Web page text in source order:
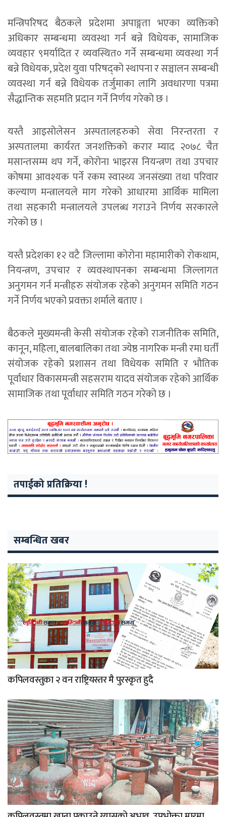
मन्त्रिपरिषद बैठकले प्रदेशमा अपाङ्गता भएका व्यक्तिको
अधिकार सम्बन्धमा व्यवस्था गर्न बन्ने विधेयक, सामाजिक
व्यवहार ९मर्यादित र व्यवस्थित० गर्ने सम्बन्धमा व्यवस्था गर्न
बन्ने विधेयक, प्रदेश युवा परिषद्को स्थापना र सञ्चालन सम्बन्धी
व्यवस्था गर्न बन्ने विधेयक तर्जुमाका लागि अवधारणा पत्रमा
सैद्धान्तिक सहमति प्रदान गर्ने निर्णय गरेको छ ।
यस्तै आइसोलेसन अस्पतालहरुको सेवा निरन्तरता र
अस्पतालमा कार्यरत जनशक्तिको करार म्याद २०७८ चैत
मसान्तसम्म थप गर्ने, कोरोना भाइरस नियन्त्रण तथा उपचार
कोषमा आवश्यक पर्ने रकम स्वास्थ्य जनसंख्या तथा परिवार
कल्याण मन्त्रालयले माग गरेको आधारमा आर्थिक मामिला
तथा सहकारी मन्त्रालयले उपलब्ध गराउने निर्णय सरकारले
गरेको छ ।
यस्तै प्रदेशका १२ वटै जिल्लामा कोरोना महामारीको रोकथाम,
नियन्त्रण, उपचार र व्यवस्थापनका सम्बन्धमा जिल्लागत
अनुगमन गर्न मन्त्रीहरु संयोजक रहेको अनुगमन समिति गठन
गर्ने निर्णय भएको प्रवक्ता शर्माले बताए ।
बैठकले मुख्यमन्त्री केसी संयोजक रहेको राजनीतिक समिति,
कानून, महिला, बालबालिका तथा ज्येष्ठ नागरिक मन्त्री रमा घर्ती
संयोजक रहेको प्रशासन तथा विधेयक समिति र भौतिक
पूर्वाधार विकासमन्त्री सहसराम यादव संयोजक रहेको आर्थिक
सामाजिक तथा पूर्वाधार समिति गठन गरेको छ ।
तपाईको प्रतिक्रिया !
सम्बन्धित खबर
कपिलवस्तुका २ वन राष्ट्रियस्तर मै पुरस्कृत हुदै